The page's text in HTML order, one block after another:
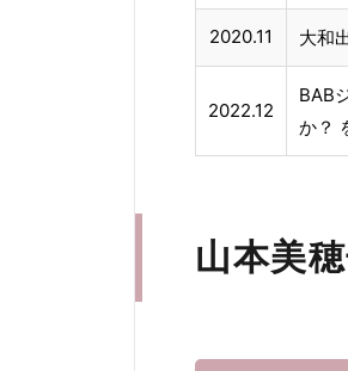
2020.11 大和
2022.12
BAB
か？
山本美